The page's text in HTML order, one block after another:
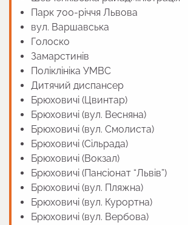
Парк 700-річчя Львова
вул. Варшавська
Голоско
Замарстинів
Поліклініка УМВС
Дитячий диспансер
Брюховичі (Цвинтар)
Брюховичі (вул. Весняна)
Брюховичі (вул. Смолиста)
Брюховичі (Сільрада)
Брюховичі (Вокзал)
Брюховичі (Пансіонат “Львів”)
Брюховичі (вул. Пляжна)
Брюховичі (вул. Курортна)
Брюховичі (вул. Вербова)